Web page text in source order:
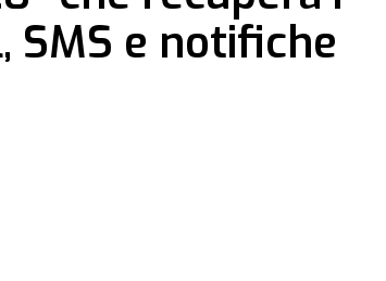
e notifiche